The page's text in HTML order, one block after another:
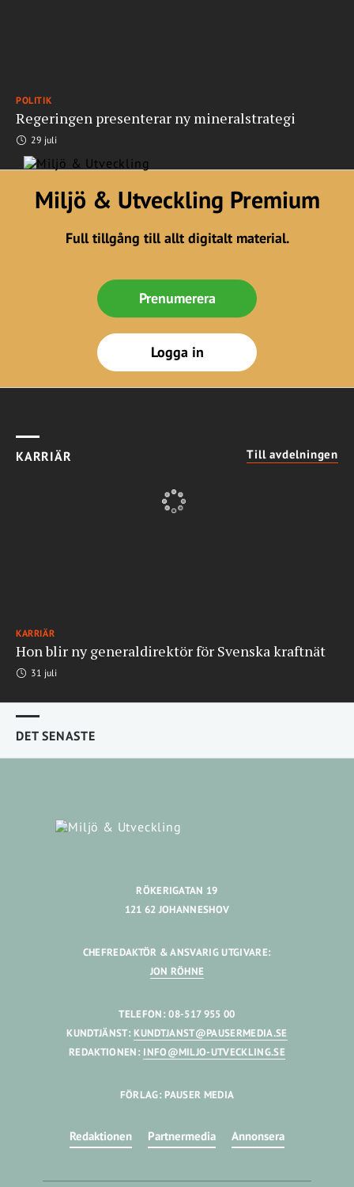
POLITIK
Regeringen presenterar ny mineralstrategi
29 juli
Miljö & Utveckling Premium
Full tillgång till allt digitalt material.
Prenumerera
Logga in
KARRIÄR Till avdelningen
KARRIÄR
Hon blir ny generaldirektör för Svenska kraftnät
31 juli
DET SENASTE
RÖKERIGATAN 19
121 62 JOHANNESHOV
CHEFREDAKTÖR & ANSVARIG UTGIVARE:
JON RÖHNE
TELEFON: 08-517 955 00
KUNDTJÄNST: KUNDTJANST@PAUSERMEDIA.SE
REDAKTIONEN: INFO@MILJO-UTVECKLING.SE
FÖRLAG: PAUSER MEDIA
Redaktionen Partnermedia Annonsera